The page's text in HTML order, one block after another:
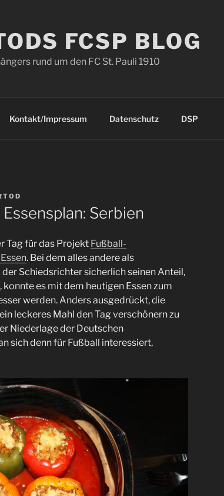
FCSP BLOG
rund um den FC St. Pauli 1910
Kontakt/Impressum Datenschutz DSP
Serbien
Tag für das Projekt Fußball-
. Bei dem alles andere als
der Schiedsrichter sicherlich seinen Anteil,
es mit dem heutigen Essen zum
werden. Anders ausgedrückt, die
leckeres Mahl den Tag verschönern zu
Niederlage der Deutschen
sich denn für Fußball interessiert,